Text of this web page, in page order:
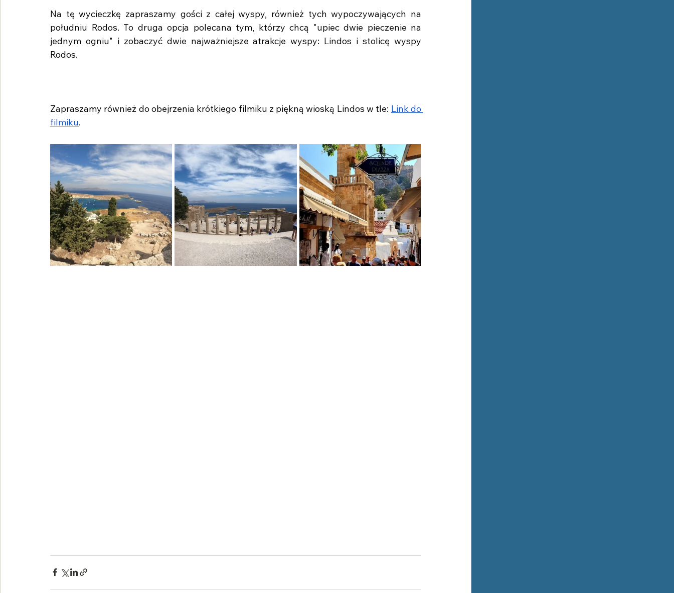
Na tę wycieczkę zapraszamy gości z całej wyspy, również tych wypoczywających na
południu Rodos. To druga opcja polecana tym, którzy chcą "upiec dwie pieczenie na
jednym ogniu" i zobaczyć dwie najważniejsze atrakcje wyspy: Lindos i stolicę wyspy
Rodos.
Zapraszamy również do obejrzenia krótkiego filmiku z piękną wioską Lindos w tle: Link do
filmiku.